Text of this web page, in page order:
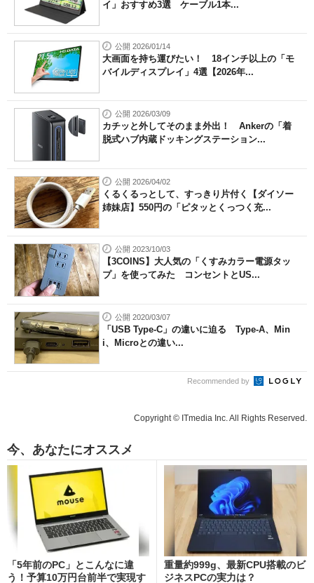
イ」おすすめ3選 ケーブル1本...
公開 2026/01/14
大画面を持ち運びたい！ 18インチ以上の「モ
バイルディスプレイ」4選【2026年...
公開 2026/03/09
カチッと外してそのまま外出！ Ankerの「着
脱式ハブ内蔵ドッキングステーション...
公開 2026/04/02
くるくるっとして、すっきり片付く【ダイソー
姉妹店】550円の「ピタッとくっつく充...
公開 2023/10/03
【3COINS】大人気の「くすみカラー電源タッ
プ」を使ってみた コンセントとUS...
公開 2020/03/07
「USB Type-C」の違いに迫る Type-A、Min
i、Microとの違い...
Recommended by
Copyright © ITmedia Inc. All Rights Reserved.
今、あなたにオススメ
「5年前のPC」とこんなに違
う！予算10万円台前半で実現す
重量約999g、最新CPU搭載のビ
ジネスPCの実力は？